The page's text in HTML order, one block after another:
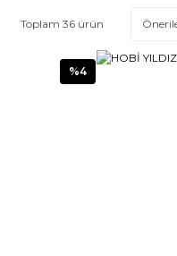
Toplam 36 ürün
%4